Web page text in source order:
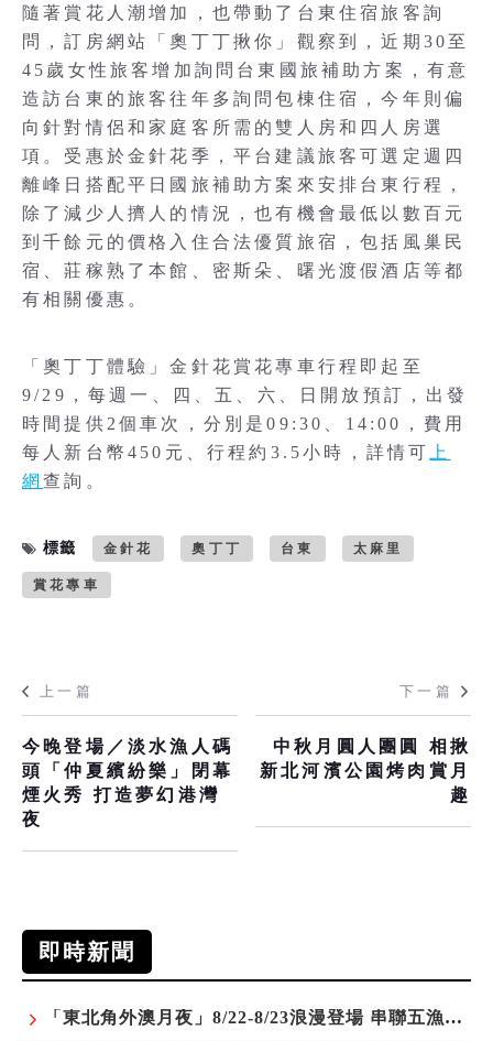
隨著賞花人潮增加，也帶動了台東住宿旅客詢
問，訂房網站「奧丁丁揪你」觀察到，近期30至
45歲女性旅客增加詢問台東國旅補助方案，有意
造訪台東的旅客往年多詢問包棟住宿，今年則偏
向針對情侶和家庭客所需的雙人房和四人房選
項。受惠於金針花季，平台建議旅客可選定週四
離峰日搭配平日國旅補助方案來安排台東行程，
除了減少人擠人的情況，也有機會最低以數百元
到千餘元的價格入住合法優質旅宿，包括風巢民
宿、莊稼熟了本館、密斯朵、曙光渡假酒店等都
有相關優惠。
「奧丁丁體驗」金針花賞花專車行程即起至
9/29，每週一、四、五、六、日開放預訂，出發
時間提供2個車次，分別是09:30、14:00，費用
每人新台幣450元、行程約3.5小時，詳情可
上
網查詢。
標籤 金針花 奧丁丁 台東 太麻里
賞花專車
上一篇
今晚登場／淡水漁人碼
頭「仲夏繽紛樂」閉幕
煙火秀 打造夢幻港灣
夜
下一篇
中秋月圓人團圓 相揪
新北河濱公園烤肉賞月
趣
即時新聞
「東北角外澳月夜」8/22-8/23浪漫登場 串聯五漁村、音樂、市集、火舞與慢旅共度夏夜